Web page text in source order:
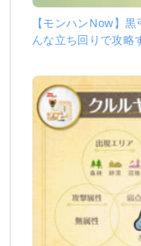
【モンハンNow】
んな立ち回りで攻略